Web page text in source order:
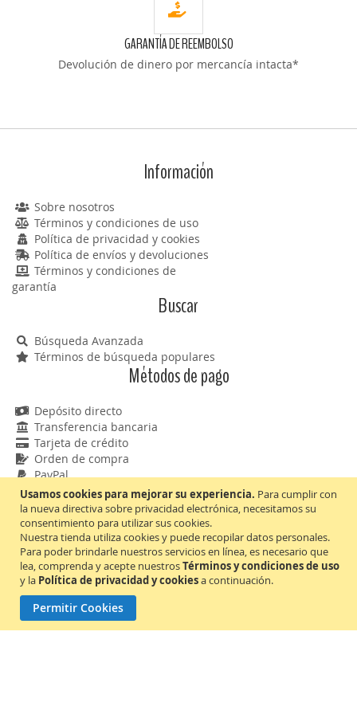
Usamos cookies para mejorar su experiencia. Para cumplir con
la nueva directiva sobre privacidad electrónica, necesitamos su
consentimiento para utilizar sus cookies.
Nuestra tienda utiliza cookies y puede recopilar datos personales.
Para poder brindarle nuestros servicios en línea, es necesario que
lea, comprenda y acepte nuestrosTérminos y condiciones de uso
y la Política de privacidad y cookiesa continuación.
Permitir Cookies
GARANTÍA DE REEMBOLSO
Devolución de dinero por mercancía intacta*
Información
Sobre nosotros
Términos y condiciones de uso
Política de privacidad y cookies
Política de envíos y devoluciones
Términos y condiciones de
garantía
Buscar
Búsqueda Avanzada
Términos de búsqueda populares
Métodos de pago
Depósito directo
Transferencia bancaria
Tarjeta de crédito
Orden de compra
PayPal
Contáctenos
Escríbenos
+507 835-5960
+507 835-5960
La Chorrera, Panamá Oeste
¡Suscríbete para recibir notificaciones, promociones y
descuentos!